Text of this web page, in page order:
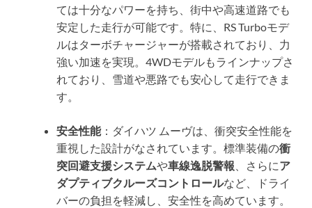
ては十分なパワーを持ち、街中や高速道路でも
安定した走行が可能です。特に、RS Turboモデ
ルはターボチャージャーが搭載されており、力
強い加速を実現。4WDモデルもラインナップさ
れており、雪道や悪路でも安心して走行できま
す。
安全性能：ダイハツ ムーヴは、衝突安全性能を
重視した設計がなされています。標準装備の衝
突回避支援システムや車線逸脱警報 、さらにア
ダプティブクルーズコントロールなど、ドライ
バーの負担を軽減し、安全性を高めています。